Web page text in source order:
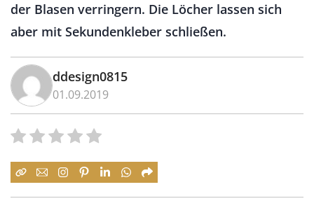
der Blasen verringern. Die Löcher lassen sich
aber mit Sekundenkleber schließen.
ddesign0815
01.09.2019